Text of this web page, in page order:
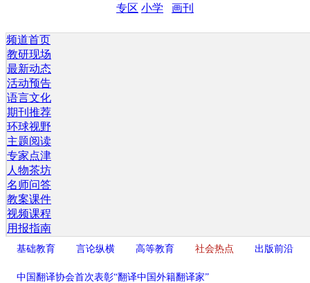
专区 小学
画刊
频道首页
教研现场
最新动态
活动预告
语言文化
期刊推荐
环球视野
主题阅读
专家点津
人物茶坊
名师问答
教案课件
视频课程
用报指南
基础教育 言论纵横 高等教育 社会热点 出版前沿
中国翻译协会首次表彰“翻译中国外籍翻译家”